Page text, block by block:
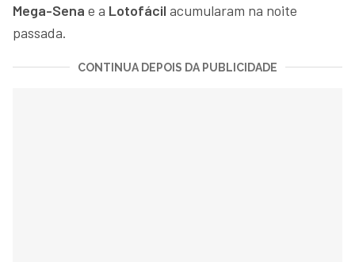
Mega-Sena e a Lotofácil acumularam na noite
passada.
CONTINUA DEPOIS DA PUBLICIDADE